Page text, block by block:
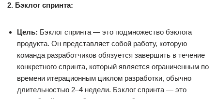
2. Бэклог спринта:
Цель: Бэклог спринта — это подмножество бэклога
продукта. Он представляет собой работу, которую
команда разработчиков обязуется завершить в течение
конкретного спринта, который является ограниченным по
времени итерационным циклом разработки, обычно
длительностью 2–4 недели. Бэклог спринта — это